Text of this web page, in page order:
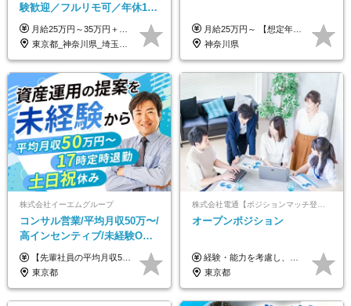
験歓迎／フルリモ可／年休127
日／おしゃれ自由／海外研修
年10回／美容・サウナ割あり
月給25万円～35万円＋インセンティブ 未経験者：月給25万円～＋インセンティブ 経験者：月給35万円～＋インセンティブ （※経験者は営業経験5年以上の方を想定） ※経験・スキルなどを考慮のうえ、決定します ※時間外手当は別途全額支給します
東京都_神奈川県_埼玉県_千葉県_大阪府_愛知県_北海道_青森県_岩手県_宮城県_秋田県_山形県_福島県_茨城県_栃木県_群馬県_新潟県_山梨県_長野県_富山県_石川県_福井県_静岡県_岐阜県_三重県_兵庫県_京都府_滋賀県_奈良県_和歌山県_広島県_岡山県_鳥取県_島根県_山口県_徳島県_香川県_愛媛県_高知県_福岡県_熊本県_佐賀県_長崎県_大分県_宮崎県_鹿児島県_沖縄県
月給25万円～ 【想定年収】 400万円～1000万円（残業代及び諸手当込） ※ご経験、前年収、ご年齢に応じて決定します。
神奈川県
株式会社イーエムグループ
コンサル営業/平均月収50万〜/
高インセンティブ/未経験OK/
残業なし/4,50代も活躍/ブラン
ク可/面接1回
【先輩社員の平均月収50万円】 月給30万円以上+インセンティブ+その他手当 ※経験・スキルを考慮の上で給与を決定します ※上記には5万円（月20時間分）のみなし残業代と一律手当（営業手当4万円、能力評価手当4万円）を含みます ※上記を超える残業代は別途全額支給します ※試用期間：3ヶ月あり（試用期間中の待遇に差異なし）
東京都
オープンポジション
経験・能力を考慮し、当社規定により決定します。 ▼参考情報 ------------ 年収イメージ：500万～1500万
東京都